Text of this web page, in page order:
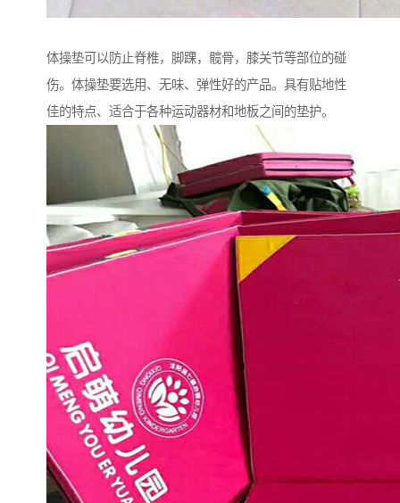
体操垫可以防止脊椎，脚踝，髋骨，膝关节等部位的碰
伤。体操垫要选用、无味、弹性好的产品。具有贴地性
佳的特点、适合于各种运动器材和地板之间的垫护。